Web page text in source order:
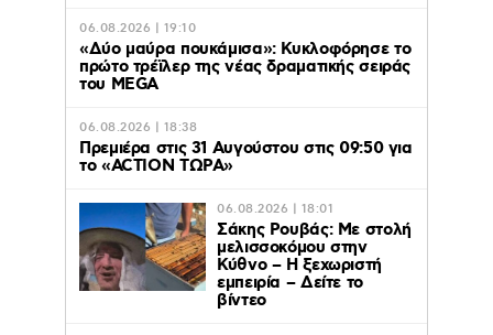
06.08.2026 | 19:10
«Δύο μαύρα πουκάμισα»: Κυκλοφόρησε το
πρώτο τρέϊλερ της νέας δραματικής σειράς
του MEGA
06.08.2026 | 18:38
Πρεμιέρα στις 31 Αυγούστου στις 09:50 για
το «ACTION ΤΩΡΑ»
06.08.2026 | 18:01
Σάκης Ρουβάς: Με στολή
μελισσοκόμου στην
Κύθνο – Η ξεχωριστή
εμπειρία – Δείτε το
βίντεο